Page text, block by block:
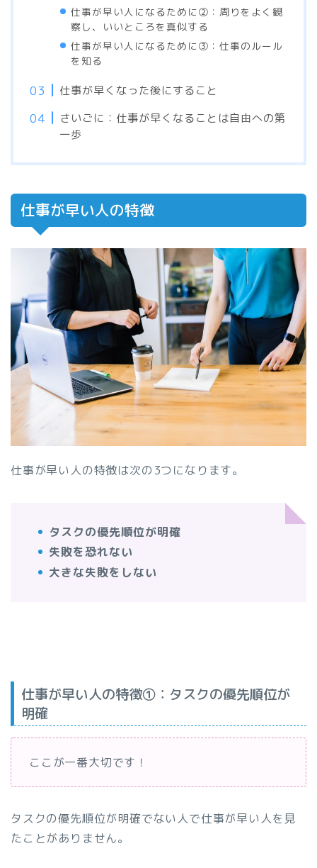
仕事が早い人になるために②：周りをよく観
察し、いいところを真似する
仕事が早い人になるために③：仕事のルール
を知る
仕事が早くなった後にすること
さいごに：仕事が早くなることは自由への第
一歩
仕事が早い人の特徴
仕事が早い人の特徴は次の3つになります。
タスクの優先順位が明確
失敗を恐れない
大きな失敗をしない
仕事が早い人の特徴①：タスクの優先順位が
明確
ここが一番大切です！
タスクの優先順位が明確でない人で仕事が早い人を見
たことがありません。